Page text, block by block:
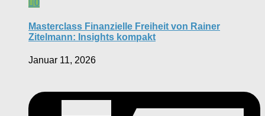
0
Masterclass Finanzielle Freiheit von Rainer
Zitelmann: Insights kompakt
Januar 11, 2026